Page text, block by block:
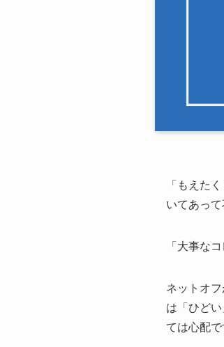
「もえた
いてあっ
「大事な
ネットオ
は「ひど
ては心配で